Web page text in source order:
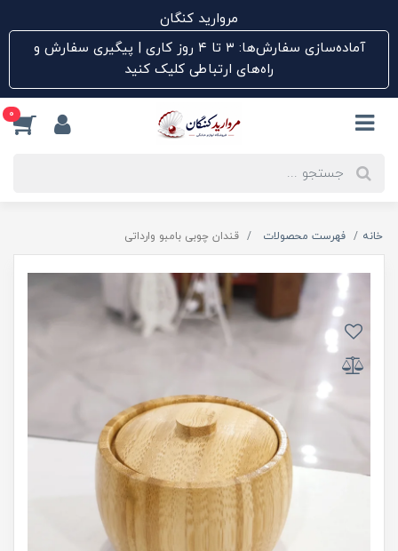
مروارید کنگان
آماده‌سازی سفارش‌ها: ۳ تا ۴ روز کاری | پیگیری سفارش و
راه‌های ارتباطی کلیک کنید
0
خانه فهرست محصولات قندان چوبی بامبو وارداتی